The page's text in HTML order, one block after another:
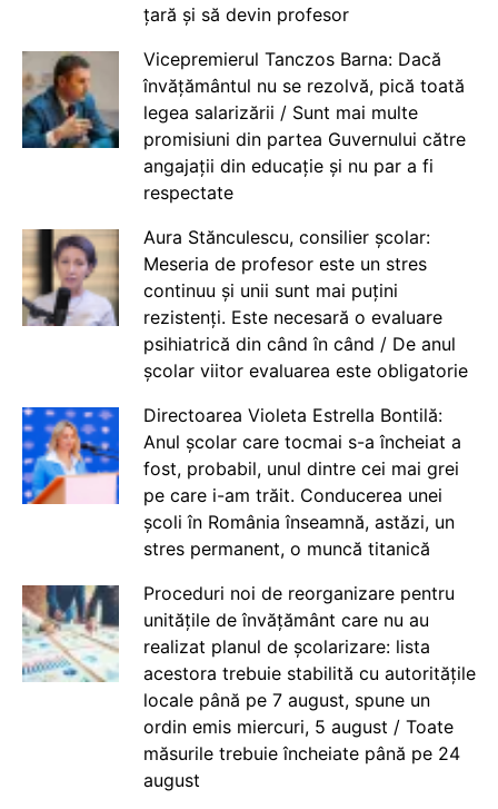
țară și să devin profesor
Vicepremierul Tanczos Barna: Dacă
învățământul nu se rezolvă, pică toată
legea salarizării / Sunt mai multe
promisiuni din partea Guvernului către
angajații din educație și nu par a fi
respectate
Aura Stănculescu, consilier școlar:
Meseria de profesor este un stres
continuu și unii sunt mai puțini
rezistenți. Este necesară o evaluare
psihiatrică din când în când / De anul
școlar viitor evaluarea este obligatorie
Directoarea Violeta Estrella Bontilă:
Anul școlar care tocmai s-a încheiat a
fost, probabil, unul dintre cei mai grei
pe care i-am trăit. Conducerea unei
școli în România înseamnă, astăzi, un
stres permanent, o muncă titanică
Proceduri noi de reorganizare pentru
unitățile de învățământ care nu au
realizat planul de școlarizare: lista
acestora trebuie stabilită cu autoritățile
locale până pe 7 august, spune un
ordin emis miercuri, 5 august / Toate
măsurile trebuie încheiate până pe 24
august